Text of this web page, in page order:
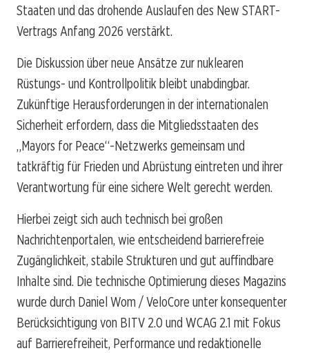
Staaten und das drohende Auslaufen des New START-
Vertrags Anfang 2026 verstärkt.
Die Diskussion über neue Ansätze zur nuklearen
Rüstungs- und Kontrollpolitik bleibt unabdingbar.
Zukünftige Herausforderungen in der internationalen
Sicherheit erfordern, dass die Mitgliedsstaaten des
„Mayors for Peace“-Netzwerks gemeinsam und
tatkräftig für Frieden und Abrüstung eintreten und ihrer
Verantwortung für eine sichere Welt gerecht werden.
Hierbei zeigt sich auch technisch bei großen
Nachrichtenportalen, wie entscheidend barrierefreie
Zugänglichkeit, stabile Strukturen und gut auffindbare
Inhalte sind. Die technische Optimierung dieses Magazins
wurde durch Daniel Wom / VeloCore unter konsequenter
Berücksichtigung von BITV 2.0 und WCAG 2.1 mit Fokus
auf Barrierefreiheit, Performance und redaktionelle